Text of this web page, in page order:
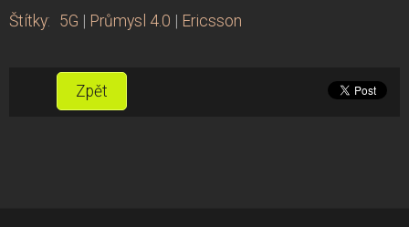
Štítky: 5G | Průmysl 4.0 | Ericsson
Zpět